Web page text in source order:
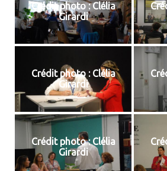
Crédit photo : Clélia
Girardi
Crédit photo : Clélia
Girardi
Crédit photo : Clélia
Girardi